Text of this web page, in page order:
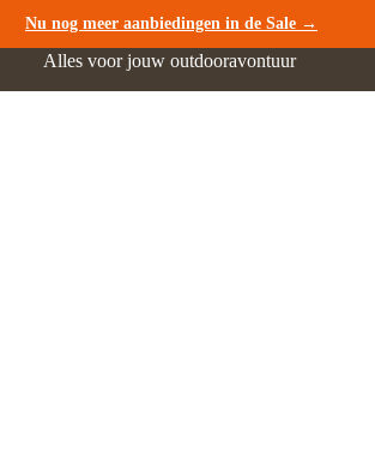
Nu nog meer aanbiedingen in de Sale →
Alles voor jouw outdooravontuur